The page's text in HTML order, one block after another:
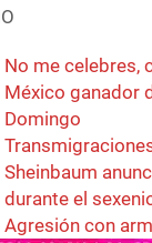
No me celebres,
México ganador
Domingo
Sheinbaum
durante el
Agresión con